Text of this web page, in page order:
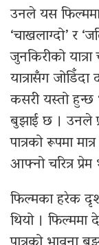
उनले यस
‘चाखलाग्दो’ र
जुनकिरीको
यात्रासँग
कसरी यस्तो हुन्छ
बुझाई छ । उनले
पात्रको रूपमा
आफ्नो चरित्र
फिल्मका हरेक
थियो ।